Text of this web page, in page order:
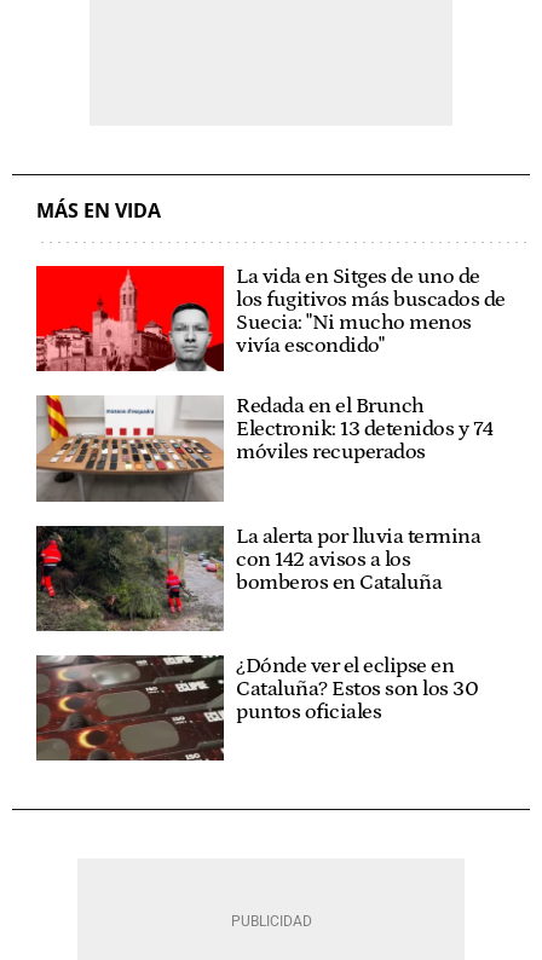
MÁS EN VIDA
La vida en Sitges de uno de
los fugitivos más buscados de
Suecia: "Ni mucho menos
vivía escondido"
Redada en el Brunch
Electronik: 13 detenidos y 74
móviles recuperados
La alerta por lluvia termina
con 142 avisos a los
bomberos en Cataluña
¿Dónde ver el eclipse en
Cataluña? Estos son los 30
puntos oficiales